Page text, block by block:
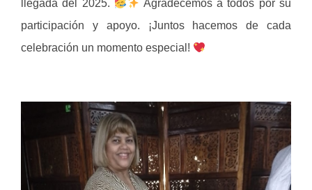
llegada del 2025.
Agradecemos a todos por su
participación y apoyo. ¡Juntos hacemos de cada
celebración un momento especial!